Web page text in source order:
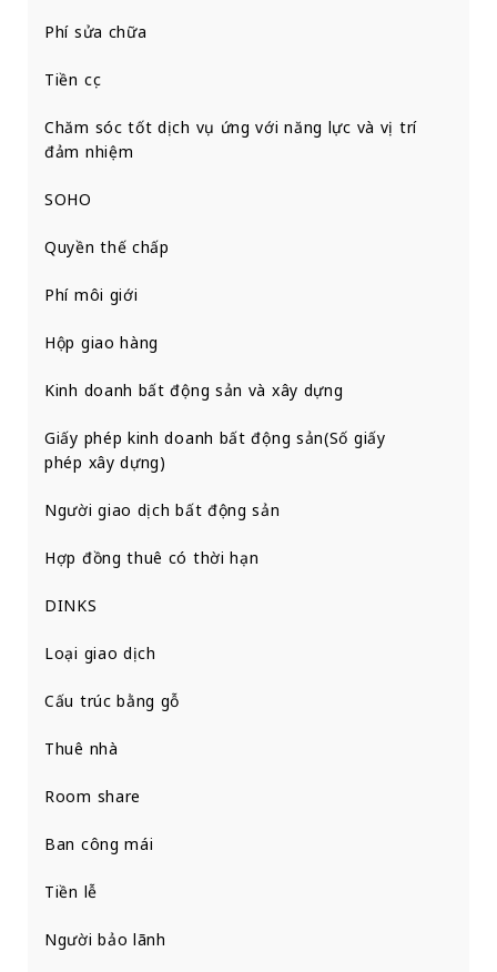
Phí sửa chữa
Tiền cọc
Chăm sóc tốt dịch vụ ứng với năng lực và vị trí
đảm nhiệm
SOHO
Quyền thế chấp
Phí môi giới
Hộp giao hàng
Kinh doanh bất động sản và xây dựng
Giấy phép kinh doanh bất động sản(Số giấy
phép xây dựng)
Người giao dịch bất động sản
Hợp đồng thuê có thời hạn
DINKS
Loại giao dịch
Cấu trúc bằng gỗ
Thuê nhà
Room share
Ban công mái
Tiền lễ
Người bảo lãnh